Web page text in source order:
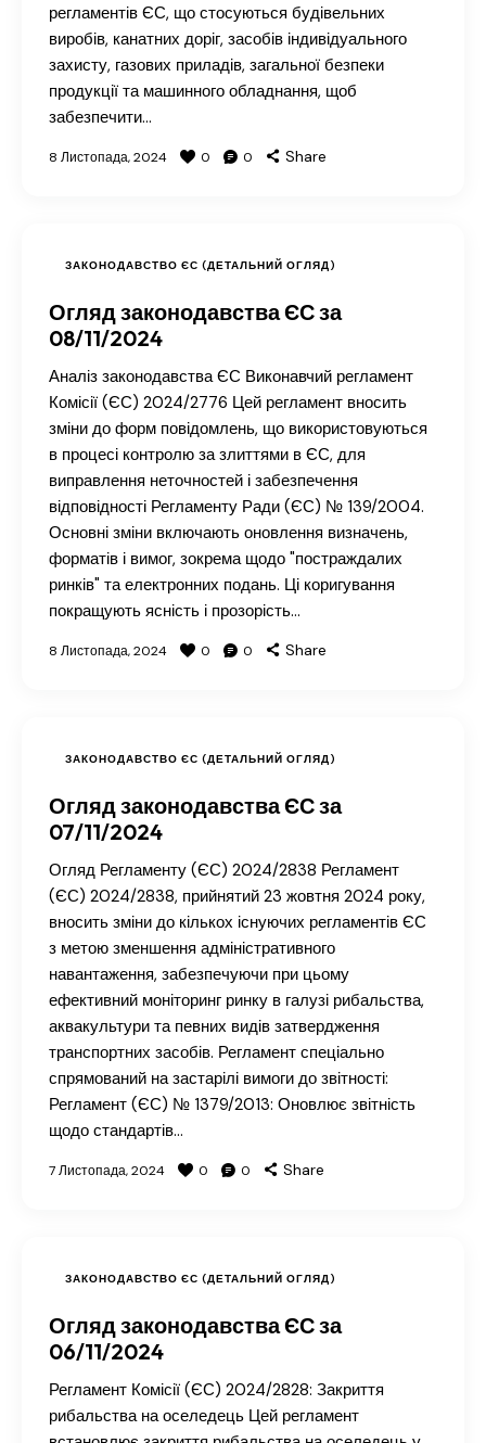
регламентів ЄС, що стосуються будівельних
виробів, канатних доріг, засобів індивідуального
захисту, газових приладів, загальної безпеки
продукції та машинного обладнання, щоб
забезпечити…
8 Листопада, 2024 0 0 Share
ЗАКОНОДАВСТВО ЄС (ДЕТАЛЬНИЙ ОГЛЯД)
Огляд законодавства ЄС за
08/11/2024
Аналіз законодавства ЄС Виконавчий регламент
Комісії (ЄС) 2024/2776 Цей регламент вносить
зміни до форм повідомлень, що використовуються
в процесі контролю за злиттями в ЄС, для
виправлення неточностей і забезпечення
відповідності Регламенту Ради (ЄС) № 139/2004.
Основні зміни включають оновлення визначень,
форматів і вимог, зокрема щодо "постраждалих
ринків" та електронних подань. Ці коригування
покращують ясність і прозорість…
8 Листопада, 2024 0 0 Share
ЗАКОНОДАВСТВО ЄС (ДЕТАЛЬНИЙ ОГЛЯД)
Огляд законодавства ЄС за
07/11/2024
Огляд Регламенту (ЄС) 2024/2838 Регламент
(ЄС) 2024/2838, прийнятий 23 жовтня 2024 року,
вносить зміни до кількох існуючих регламентів ЄС
з метою зменшення адміністративного
навантаження, забезпечуючи при цьому
ефективний моніторинг ринку в галузі рибальства,
аквакультури та певних видів затвердження
транспортних засобів. Регламент спеціально
спрямований на застарілі вимоги до звітності:
Регламент (ЄС) № 1379/2013: Оновлює звітність
щодо стандартів…
7 Листопада, 2024 0 0 Share
ЗАКОНОДАВСТВО ЄС (ДЕТАЛЬНИЙ ОГЛЯД)
Огляд законодавства ЄС за
06/11/2024
Регламент Комісії (ЄС) 2024/2828: Закриття
рибальства на оселедець Цей регламент